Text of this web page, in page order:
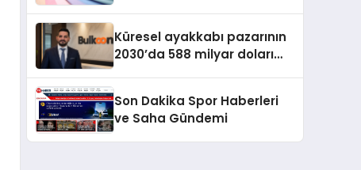
Küresel ayakkabı pazarının
2030’da 588 milyar doları
Son Dakika Spor Haberleri
ve Saha Gündemi